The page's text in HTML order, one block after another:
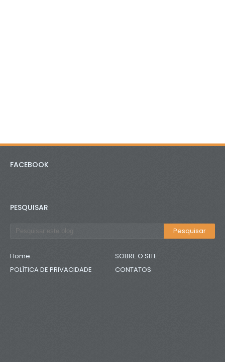
FACEBOOK
PESQUISAR
Home
SOBRE O SITE
POLÍTICA DE PRIVACIDADE
CONTATOS